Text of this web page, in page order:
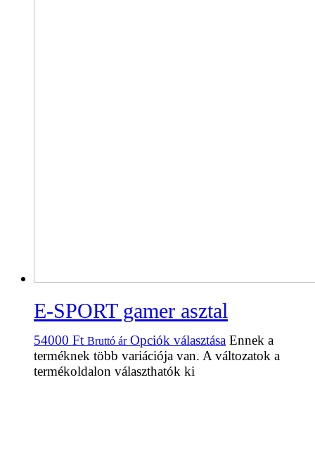
E-SPORT gamer asztal
54000 Ft Bruttó ár Opciók választása Ennek a
terméknek több variációja van. A változatok a
termékoldalon választhatók ki